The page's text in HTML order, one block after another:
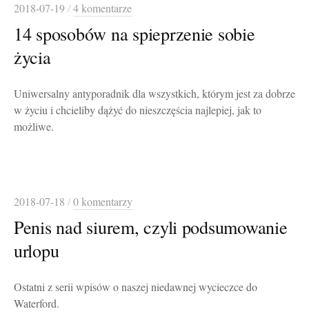
2018-07-19/4 komentarze
14 sposobów na spieprzenie sobie
życia
Uniwersalny antyporadnik dla wszystkich, którym jest za dobrze
w życiu i chcieliby dążyć do nieszczęścia najlepiej, jak to
możliwe.
2018-07-18 /0 komentarzy
Penis nad siurem, czyli podsumowanie
urlopu
Ostatni z serii wpisów o naszej niedawnej wycieczce do
Waterford.